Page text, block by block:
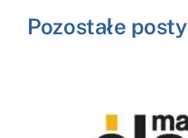
Pozostałe posty